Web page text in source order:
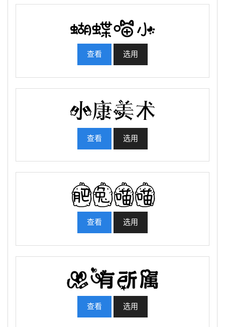
查看 选用
查看 选用
查看 选用
查看 选用